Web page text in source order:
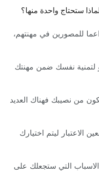
ستحتاج واحدة منها؟
للمصورين في مهنتهم،
لتمنية نفسك ضمن مهنتك
من نصيبك فهناك العديد
الاعتبار ليتم اختيارك
التي ستجعلك على